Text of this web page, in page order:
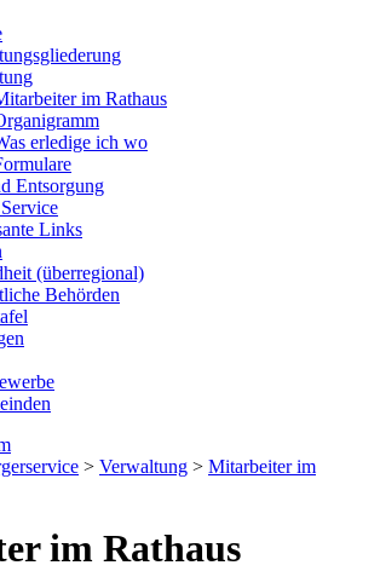
im Rathaus
erledige ich wo
Entsorgung
Links
(überregional)
Behörden
> Verwaltung > Mitarbeiter im
im Rathaus